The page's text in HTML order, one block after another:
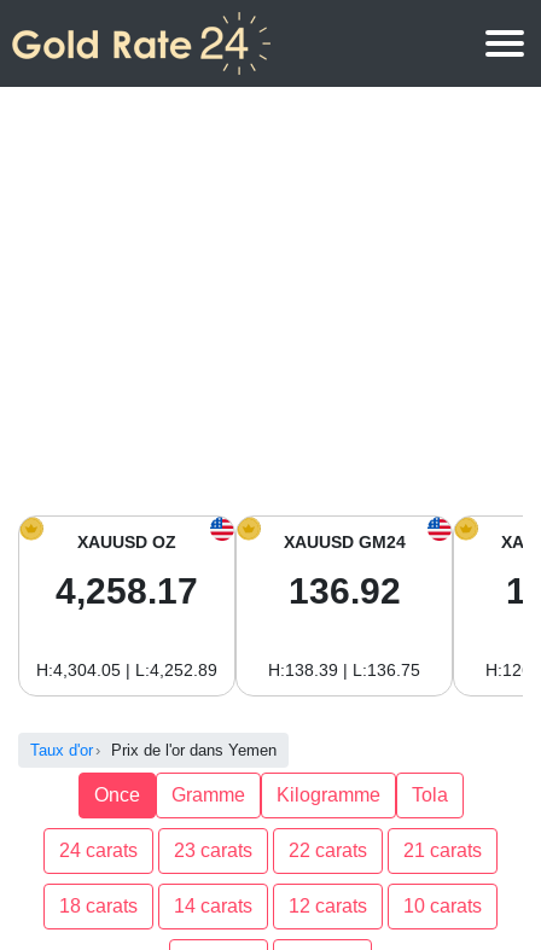
Prix de l’or aujourd’hui en Amérique du Sud
XAUUSD OZ
4,258.17
H:4,304.05 | L:4,252.89
XAUUSD GM24
136.92
H:138.39 | L:136.75
Taux d'or Prix de l'or dans Yemen
Once Gramme Kilogramme Tola
24 carats 23 carats 22 carats 21 carats
18 carats 14 carats 12 carats 10 carats